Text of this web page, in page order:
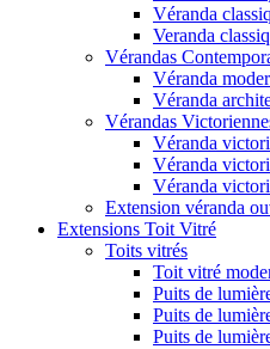
Véranda
Veranda
Vérandas
Véranda
Véranda
Vérandas
Véranda
Véranda
Véranda
Extension véranda
Extensions Toit Vitré
Toits vitrés
Toit vitré
Puits de
Puits de
Puits de